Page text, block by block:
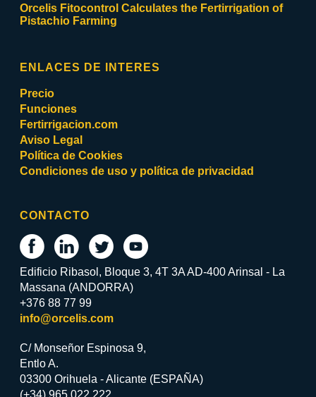
Orcelis Fitocontrol Calculates the Fertirrigation of
Pistachio Farming
ENLACES DE INTERES
Precio
Funciones
Fertirrigacion.com
Aviso Legal
Política de Cookies
Condiciones de uso y política de privacidad
CONTACTO
Edificio Ribasol, Bloque 3, 4T 3A AD-400 Arinsal - La
Massana (ANDORRA)
+376 88 77 99
info@orcelis.com
C/ Monseñor Espinosa 9,
Entlo A.
03300 Orihuela - Alicante (ESPAÑA)
(+34) 965 022 222